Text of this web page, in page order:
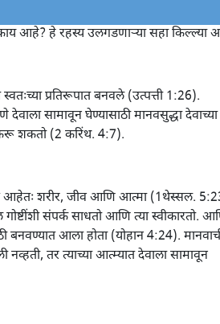
आहे? हे रहस्य उलगडणाऱ्या सहा किल्ल्या
प्रतिरूपात बनवले (उत्पत्ती 1:26).
देवाला सामावून घेण्यासाठी मानवसुद्धा देवाच्या
करू शकतो (2 करिंथ. 4:7).
आहेतः शरीर, जीव आणि आत्मा (1थेस्सल.
संपर्क साधतो आणि त्या स्वीकारतो.
बनवण्यात आला होता (योहान 4:24).
तर त्याच्या आत्म्यात देवाला सामावून